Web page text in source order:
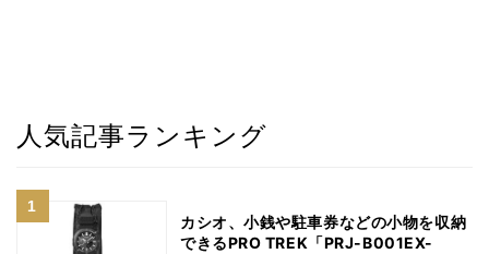
人気記事ランキング
カシオ、小銭や駐車券などの小物を収納
できるPRO TREK「PRJ-B001EX-